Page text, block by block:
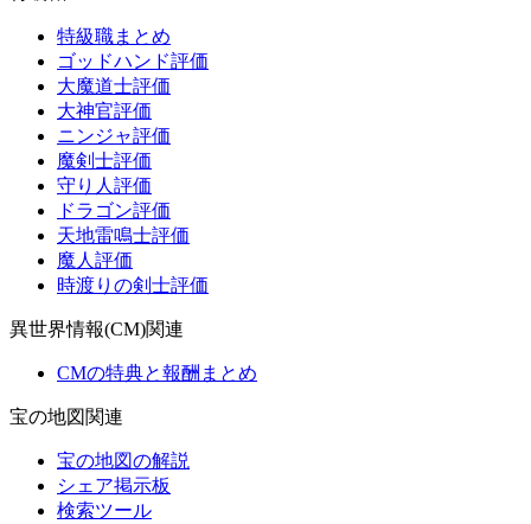
特級職まとめ
ゴッドハンド評価
大魔道士評価
大神官評価
ニンジャ評価
魔剣士評価
守り人評価
ドラゴン評価
天地雷鳴士評価
魔人評価
時渡りの剣士評価
異世界情報(CM)関連
CMの特典と報酬まとめ
宝の地図関連
宝の地図の解説
シェア掲示板
検索ツール